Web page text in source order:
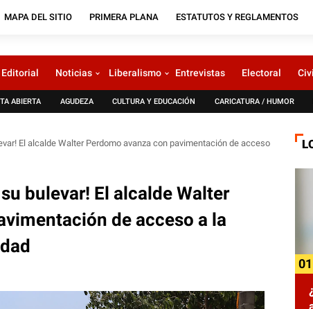
MAPA DEL SITIO PRIMERA PLANA ESTATUTOS Y REGLAMENTOS
Editorial Noticias Liberalismo Entrevistas Electoral
ABIERTA AGUDEZA CULTURA Y EDUCACIÓN CARICATURA / HUMOR
El alcalde Walter Perdomo avanza con pavimentación de acceso
bulevar! El alcalde Walter
de acceso a la